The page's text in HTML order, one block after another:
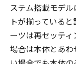
ステム搭載モデ
トが揃っている
ーツは再セッテ
場合は本体とあ